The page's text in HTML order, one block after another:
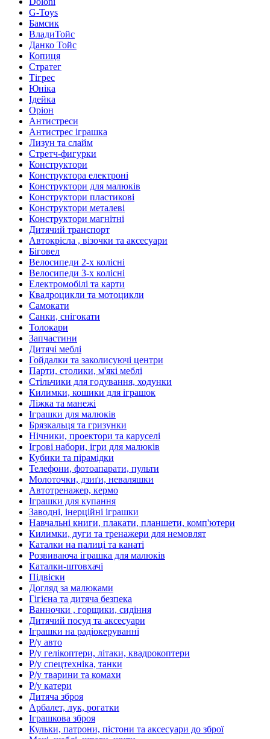
G-Toys
Бамсик
ВладиТойс
Данко Тойс
Копиця
Стратег
Тігрес
Юніка
Ідейка
Оріон
Антистреси
Антистрес іграшка
Лизун та слайм
Стретч-фигурки
Конструктори
Конструктора електроні
Конструктори для малюків
Конструктори пластикові
Конструктори металеві
Конструктори магнітні
Дитячий транспорт
Автокрісла , візочки та аксесуари
Біговел
Велосипеди 2-х колісні
Велосипеди 3-х колісні
Електромобілі та карти
Квадроцикли та мотоцикли
Самокати
Санки, снігокати
Толокари
Запчастини
Дитячі меблі
Гойдалки та заколисуючі центри
Парти, столики, м'які меблі
Стільчики для годування, ходунки
Килимки, кошики для іграшок
Ліжка та манежі
Іграшки для малюків
Брязкальця та гризунки
Нічники, проектори та каруселі
Ігрові набори, ігри для малюків
Кубики та пірамідки
Телефони, фотоапарати, пульти
Молоточки, дзиґи, неваляшки
Автотренажер, кермо
Іграшки для купання
Заводні, інерційні іграшки
Навчальні книги, плакати, планшети, комп'ютери
Килимки, дуги та тренажери для немовлят
Каталки на палиці та канаті
Розвиваюча іграшка для малюків
Каталки-штовхачі
Підвіски
Догляд за малюками
Гігієна та дитяча безпека
Ванночки , горщики, сидіння
Дитячий посуд та аксесуари
Іграшки на радіокеруванні
Р/у авто
Р/у гелікоптери, літаки, квадрокоптери
Р/у спецтехніка, танки
Р/у тварини та комахи
Р/у катери
Дитяча зброя
Арбалет, лук, рогатки
Іграшкова зброя
Кульки, патрони, пістони та аксесуари до зброї